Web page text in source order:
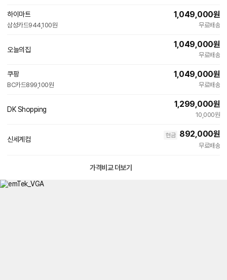
하이마트
삼성카드944,100원
1,049,000원
무료배송
오늘의집
1,049,000원
무료배송
쿠팡
BC카드899,100원
1,049,000원
무료배송
DK Shopping
1,299,000원
10,000원
신세계컴
현금 892,000원
무료배송
가격비교 더보기